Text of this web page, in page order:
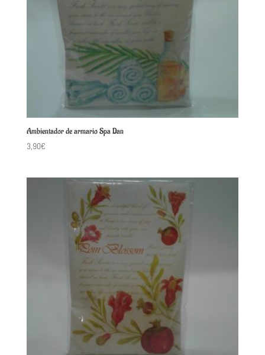
Ambientador de armario Spa Dan
3,90€